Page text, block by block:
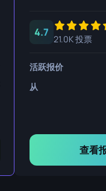
4.7
21.0K 投票
活跃报价
从
查看